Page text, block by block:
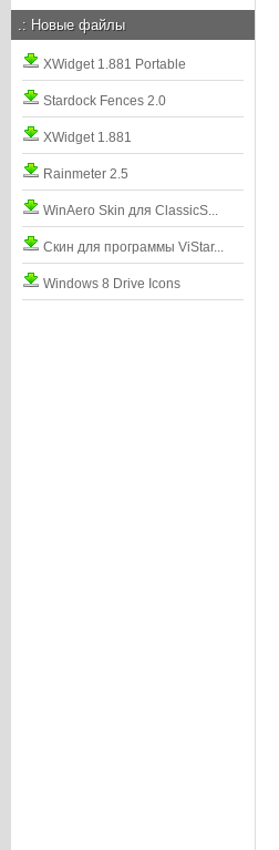
.: Новые файлы
XWidget 1.881 Portable
Stardock Fences 2.0
XWidget 1.881
Rainmeter 2.5
WinAero Skin для ClassicS...
Скин для программы ViStar...
Windows 8 Drive Icons